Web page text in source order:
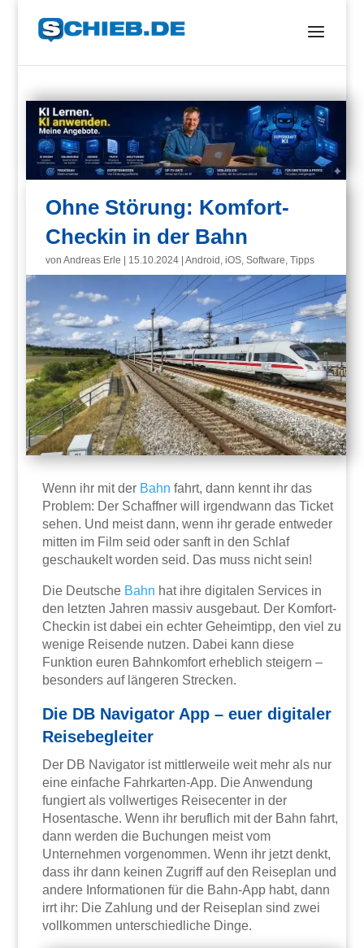
Ohne Störung: Komfort-
Checkin in der Bahn
vonAndreas Erle 15.10.2024 |Android ,iOS,Software,Tipps
Wenn ihr mit der Bahn fahrt, dann kennt ihr das
Problem: Der Schaffner will irgendwann das Ticket
sehen. Und meist dann, wenn ihr gerade entweder
mitten im Film seid oder sanft in den Schlaf
geschaukelt worden seid. Das muss nicht sein!
Die Deutsche Bahn hat ihre digitalen Services in
den letzten Jahren massiv ausgebaut. Der Komfort-
Checkin ist dabei ein echter Geheimtipp, den viel zu
wenige Reisende nutzen. Dabei kann diese
Funktion euren Bahnkomfort erheblich steigern –
besonders auf längeren Strecken.
Die DB Navigator App – euer digitaler
Reisebegleiter
Der DB Navigator ist mittlerweile weit mehr als nur
eine einfache Fahrkarten-App. Die Anwendung
fungiert als vollwertiges Reisecenter in der
Hosentasche. Wenn ihr beruflich mit der Bahn fahrt,
dann werden die Buchungen meist vom
Unternehmen vorgenommen. Wenn ihr jetzt denkt,
dass ihr dann keinen Zugriff auf den Reiseplan und
andere Informationen für die Bahn-App habt, dann
irrt ihr: Die Zahlung und der Reiseplan sind zwei
vollkommen unterschiedliche Dinge.